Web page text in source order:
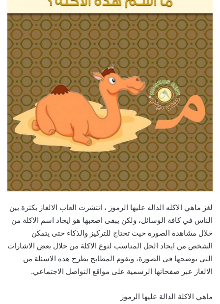
لغز ماهي الاكله الداله عليها الرموز ، انتشرت العاب الالغاز بكثرة بين
الناس في كافة الوسائل، ولكن يبقى اصعبها هو ايجاد اسم الاكلة من
خلال مشاهدة الصورة حيث تحتاج للتركيز والذكاء حتى يتمكن
الشخص من ايجاد الحل المناسب لنوع الاكلة من خلال بعض الاشارات
التي توضحها في الصورة، وتقوم المطابخ بطرح هذه الاسئلة من
الالغاز عبر صفحاتها الرسمية على مواقع التواصل الاجتماعي.
ماهي الاكلة الدالة عليها الرموز